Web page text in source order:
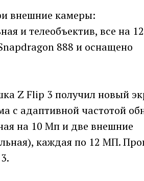
внешние камеры:
и телеобъектив, все на
888 и оснащено
Z Flip 3 получил новый
с адаптивной частотой
на 10 Мп и две внешние
каждая по 12 МП.